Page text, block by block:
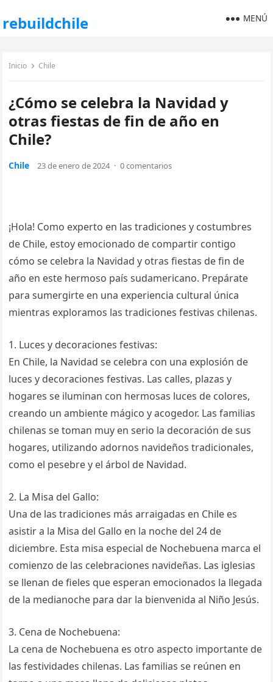
rebuildchile MENÚ
Inicio Chile
¿Cómo se celebra la Navidad y
otras fiestas de fin de año en
Chile?
Chile 23 de enero de 2024 · 0 comentarios
¡Hola! Como experto en las tradiciones y costumbres
de Chile, estoy emocionado de compartir contigo
cómo se celebra la Navidad y otras fiestas de fin de
año en este hermoso país sudamericano. Prepárate
para sumergirte en una experiencia cultural única
mientras exploramos las tradiciones festivas chilenas.
1. Luces y decoraciones festivas:
En Chile, la Navidad se celebra con una explosión de
luces y decoraciones festivas. Las calles, plazas y
hogares se iluminan con hermosas luces de colores,
creando un ambiente mágico y acogedor. Las familias
chilenas se toman muy en serio la decoración de sus
hogares, utilizando adornos navideños tradicionales,
como el pesebre y el árbol de Navidad.
2. La Misa del Gallo:
Una de las tradiciones más arraigadas en Chile es
asistir a la Misa del Gallo en la noche del 24 de
diciembre. Esta misa especial de Nochebuena marca el
comienzo de las celebraciones navideñas. Las iglesias
se llenan de fieles que esperan emocionados la llegada
de la medianoche para dar la bienvenida al Niño Jesús.
3. Cena de Nochebuena:
La cena de Nochebuena es otro aspecto importante de
las festividades chilenas. Las familias se reúnen en